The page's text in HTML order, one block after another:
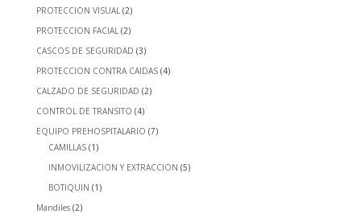
PROTECCION VISUAL (2)
PROTECCION FACIAL (2)
CASCOS DE SEGURIDAD (3)
PROTECCION CONTRA CAIDAS (4)
CALZADO DE SEGURIDAD (2)
CONTROL DE TRANSITO (4)
EQUIPO PREHOSPITALARIO (7)
CAMILLAS (1)
INMOVILIZACION Y EXTRACCION (5)
BOTIQUIN (1)
Mandiles (2)